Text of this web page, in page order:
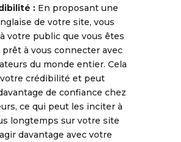
:En proposant une
de votre site, vous
votre public que vous êtes
à vous connecter avec
du monde entier. Cela
crédibilité et peut
de confiance chez
ce qui peut les inciter à
longtemps sur votre site
davantage avec votre